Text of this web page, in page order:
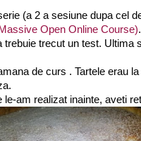
(a 2 a sesiune dupa cel
Open Online Course).
trecut un test. Ultima
de curs . Tartele erau
am realizat inainte, aveti